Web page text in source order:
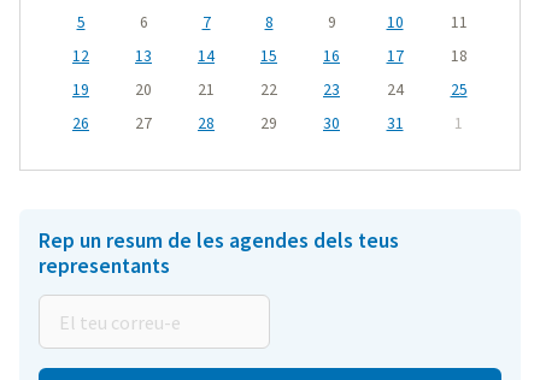
5
6 7 8 9 10
11
12
13 14 15 16 17
18
19
20 21 22 23 24
25
26
27 28 29 30 31 1
Rep un resum de les agendes dels teus
representants
teu
correu-